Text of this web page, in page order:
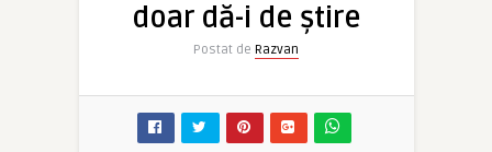
doar dă-i de știre
Postat de Razvan